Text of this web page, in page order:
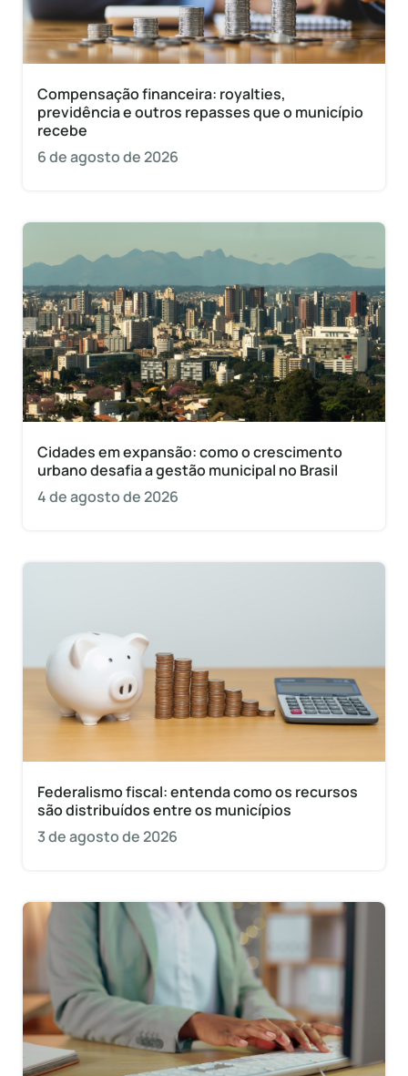
Compensação financeira: royalties,
previdência e outros repasses que o município
recebe
6 de agosto de 2026
Cidades em expansão: como o crescimento
urbano desafia a gestão municipal no Brasil
4 de agosto de 2026
Federalismo fiscal: entenda como os recursos
são distribuídos entre os municípios
3 de agosto de 2026